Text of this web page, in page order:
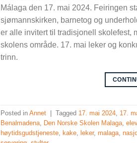
Málaga den 17. mai 2024. Feiringen
sjømannskirken, barnetog og
er alle invitert til tradisjonell skolefest,
skolens område. 17. mai leker og
trinn.
Posted inAnnet Tagged 17. mai 2024 17.
Benalmadena
Den Norske Skolen Malaga ,
høytidsgudstjeneste
kake leker,malaga ,